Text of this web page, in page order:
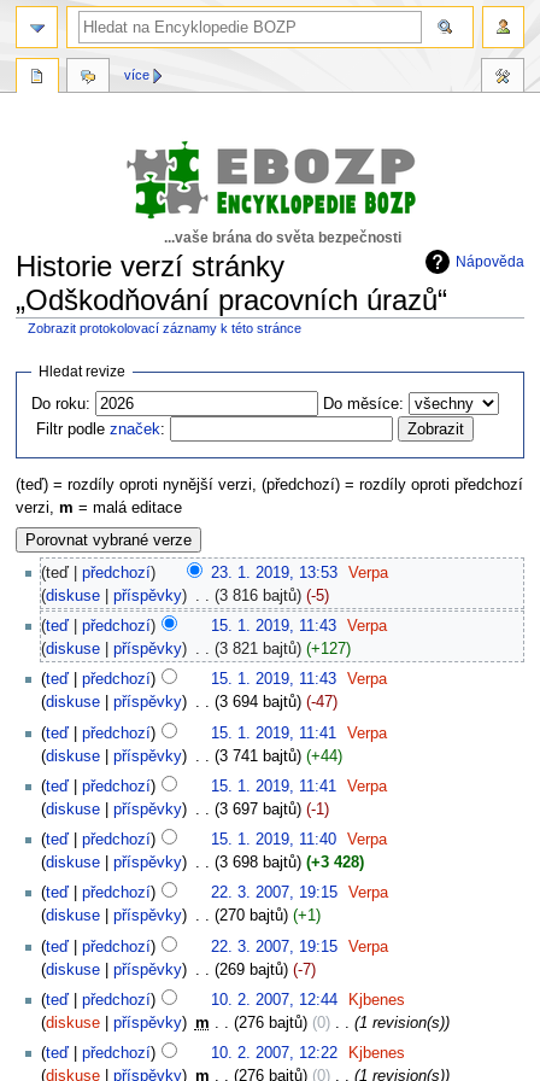
...vaše brána do světa bezpečnosti
Nápověda
Historie verzí stránky
„Odškodňování pracovních úrazů“
Zobrazit protokolovací záznamy k této stránce
Skočit
navigaci
Skočit
vyhledávání
Hledat revize
Do roku:
Do měsíce:
Filtr podleznaček:
(teď) = rozdíly oproti nynější verzi, (předchozí) = rozdíly oproti předchozí
verzi, m = malá editace
teď předchozí 23. 1. 2019, 13:53
Verpa
diskuse
příspěvky 3 816 bajtů
-5
teď
předchozí 15. 1. 2019, 11:43
Verpa
diskuse
příspěvky 3 821 bajtů
+127
teď
předchozí 15. 1. 2019, 11:43
Verpa
diskuse
příspěvky 3 694 bajtů
-47
teď
předchozí 15. 1. 2019, 11:41
Verpa
diskuse
příspěvky 3 741 bajtů
+44
teď
předchozí 15. 1. 2019, 11:41
Verpa
diskuse
příspěvky 3 697 bajtů
-1
teď
předchozí 15. 1. 2019, 11:40
Verpa
diskuse
příspěvky 3 698 bajtů
+3 428
teď
předchozí 22. 3. 2007, 19:15
Verpa
diskuse
příspěvky 270 bajtů
+1
teď
předchozí 22. 3. 2007, 19:15
Verpa
diskuse
příspěvky 269 bajtů
-7
teď
předchozí 10. 2. 2007, 12:44
Kjbenes
diskuse
příspěvky m 276 bajtů 0 ‎
1 revision(s)
teď
předchozí 10. 2. 2007, 12:22
Kjbenes
diskuse
příspěvky m 276 bajtů 0 ‎ 1 revision(s)
více